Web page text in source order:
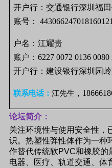
开户行：交通银行深圳福
账号：
户名：江耀贵
账户：6227 0072 0136 0080
开户行：建设银行深圳园
联系电话： 江先生，
论坛简介：
关注环境性与使用安全性，
识。热塑性弹性体作为一种
作替代传统软PVC和橡胶的
电器、医疗、轨道交通、体